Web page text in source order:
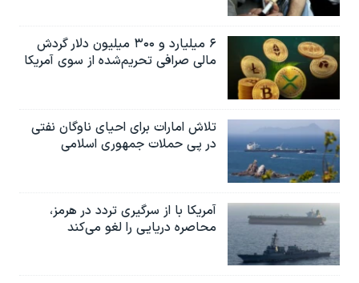
۶ میلیارد و ۳۰۰ میلیون دلار گردش
مالی صرافی تحریم‌شده از سوی آمریکا
تلاش امارات برای احیای ناوگان نفتی
در پی حملات جمهوری اسلامی
آمریکا با از سرگیری تردد در هرمز،
محاصره دریایی را لغو می‌کند